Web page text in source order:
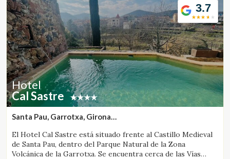
3.7
Hotel
Cal Sastre
Santa Pau, Garrotxa, Girona
El Hotel Cal Sastre está situado frente al Castillo Medieval
de Santa Pau, dentro del Parque Natural de la Zona
Volcánica de la Garrotxa. Se encuentra cerca de las Vías